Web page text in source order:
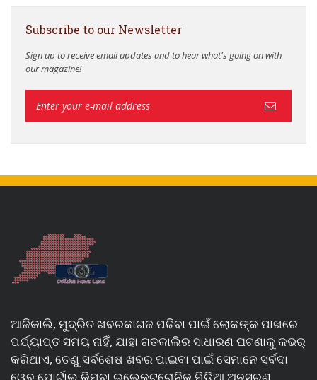
Subscribe to our Newsletter
Sign up to receive email updates and to hear what's going on with
our magazine!
ଆଜିକାଲି, ମୁଦ୍ରିତ ଖବରକାଗଜ ପଢିବା ପାଇଁ ଲୋକଙ୍କ ପାଖରେ
ପର୍ଯ୍ୟାପ୍ତ ସମୟ ନାହିଁ, ଯାହା ଗତକାଲିର ସାଧାରଣ ଘଟଣାକୁ କଭର୍
କରିଥାଏ, ତେଣୁ ସର୍ବଶେଷ ଖବର ପାଇବା ପାଇଁ ସେମାନେ ସର୍ବଦା